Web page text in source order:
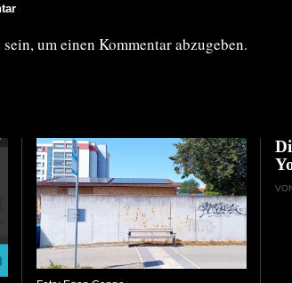
sein, um einen Kommentar abzugeben.